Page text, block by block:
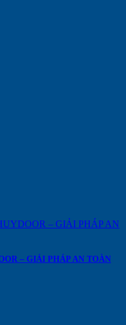
– GIẢI PHÁP AN TOÀN